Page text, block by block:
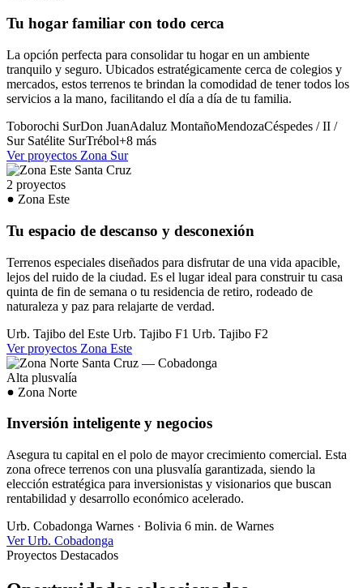
Tu hogar familiar con todo cerca
La opción perfecta para consolidar tu hogar en un ambiente
tranquilo y seguro. Ubicados estratégicamente cerca de colegios y
mercados, estos terrenos te brindan la comodidad de tener todos los
servicios a la mano, facilitando el día a día de tu familia.
Toborochi SurDon JuanAdaluz MontañoMendozaCéspedes / II /
Sur Satélite SurTrébol+8 más
Ver proyectos Zona Sur
2 proyectos
Zona Este
Tu espacio de descanso y desconexión
Terrenos especiales diseñados para disfrutar de una vida apacible,
lejos del ruido de la ciudad. Es el lugar ideal para construir tu casa
quinta de fin de semana o tu residencia de retiro, rodeado de
naturaleza y paz para relajarte de verdad.
Urb. Tajibo del Este Urb. Tajibo F1 Urb. Tajibo F2
Ver proyectos Zona Este
Alta plusvalía
Zona Norte
Inversión inteligente y negocios
Asegura tu capital en el polo de mayor crecimiento comercial. Esta
zona ofrece terrenos con una plusvalía garantizada, siendo la
elección estratégica para inversionistas y visionarios que buscan
rentabilidad y desarrollo económico acelerado.
Urb. Cobadonga Warnes · Bolivia 6 min. de Warnes
Ver Urb. Cobadonga
Proyectos Destacados